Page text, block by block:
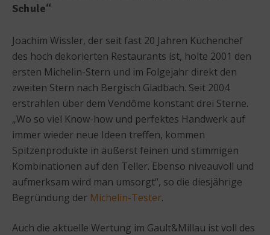
Schule“
Joachim Wissler, der seit fast 20 Jahren Küchenchef
des hoch dekorierten Restaurants ist, holte 2001 den
ersten Michelin-Stern und im Folgejahr direkt den
zweiten Stern nach Bergisch Gladbach. Seit 2004
erstrahlen über dem Vendôme konstant drei Sterne.
„Wo so viel Know-how und perfektes Handwerk auf
immer wieder neue Ideen treffen, kommen
Spitzenprodukte in äußerst feinen und stimmigen
Kombinationen auf den Teller. Ebenso niveauvoll und
aufmerksam wird man umsorgt“, so die diesjährige
Begründung der Michelin-Tester.
Auch die aktuelle Wertung im Gault&Millau ist voll des